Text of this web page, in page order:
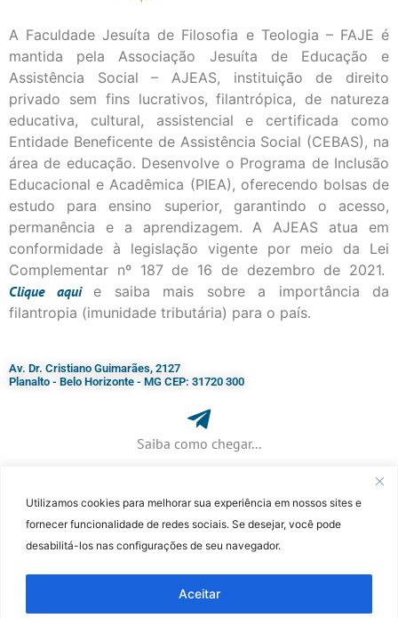
Utilizamos cookies para melhorar sua experiência em nossos sites e
fornecer funcionalidade de redes sociais. Se desejar, você pode
desabilitá-los nas configurações de seu navegador.
Aceitar
A Faculdade Jesuíta de Filosofia e Teologia – FAJE é
mantida pela Associação Jesuíta de Educação e
Assistência Social – AJEAS, instituição de direito
privado sem fins lucrativos, filantrópica, de natureza
educativa, cultural, assistencial e certificada como
Entidade Beneficente de Assistência Social (CEBAS), na
área de educação. Desenvolve o Programa de Inclusão
Educacional e Acadêmica (PIEA), oferecendo bolsas de
estudo para ensino superior, garantindo o acesso,
permanência e a aprendizagem. A AJEAS atua em
conformidade à legislação vigente por meio da Lei
Complementar nº 187 de 16 de dezembro de 2021.
Cliqueaqui
e saiba mais sobre a importância da
filantropia (imunidade tributária) para o país.
Av. Dr. Cristiano Guimarães, 2127
Planalto - Belo Horizonte - MG CEP: 31720 300
Saiba como chegar...
+ 55 (31) 3115-7000​
Patrick de Souza